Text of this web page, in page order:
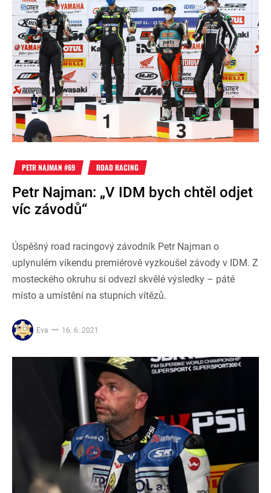
PETR NAJMAN #69 ROAD RACING
Petr Najman: „V IDM bych chtěl odjet
víc závodů“
Úspěšný road racingový závodník Petr Najman o
uplynulém víkendu premiérově vyzkoušel závody v IDM. Z
mosteckého okruhu si odvezl skvělé výsledky – páté
místo a umístění na stupních vítězů.
Eva 16. 6. 2021